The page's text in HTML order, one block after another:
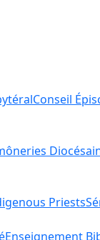
Conseil
Priests
Enseignement